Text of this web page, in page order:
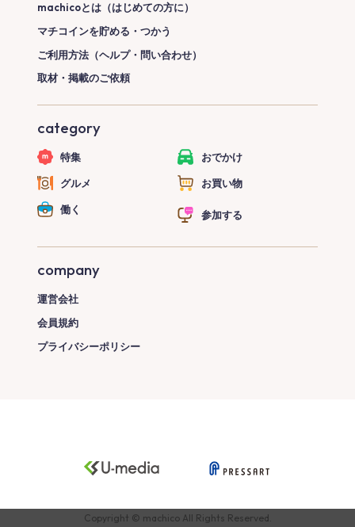
machicoとは（はじめての方に）
マチコインを貯める・つかう
ご利用方法（ヘルプ・問い合わせ）
取材・掲載のご依頼
category
特集 おでかけ
グルメ お買い物
働く 参加する
company
運営会社
会員規約
プライバシーポリシー
Copyright © machico All Rights Reserved.